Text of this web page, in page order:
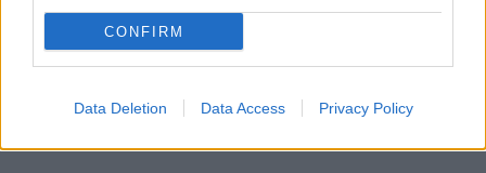
CONFIRM
Data Deletion Data Access Privacy Policy